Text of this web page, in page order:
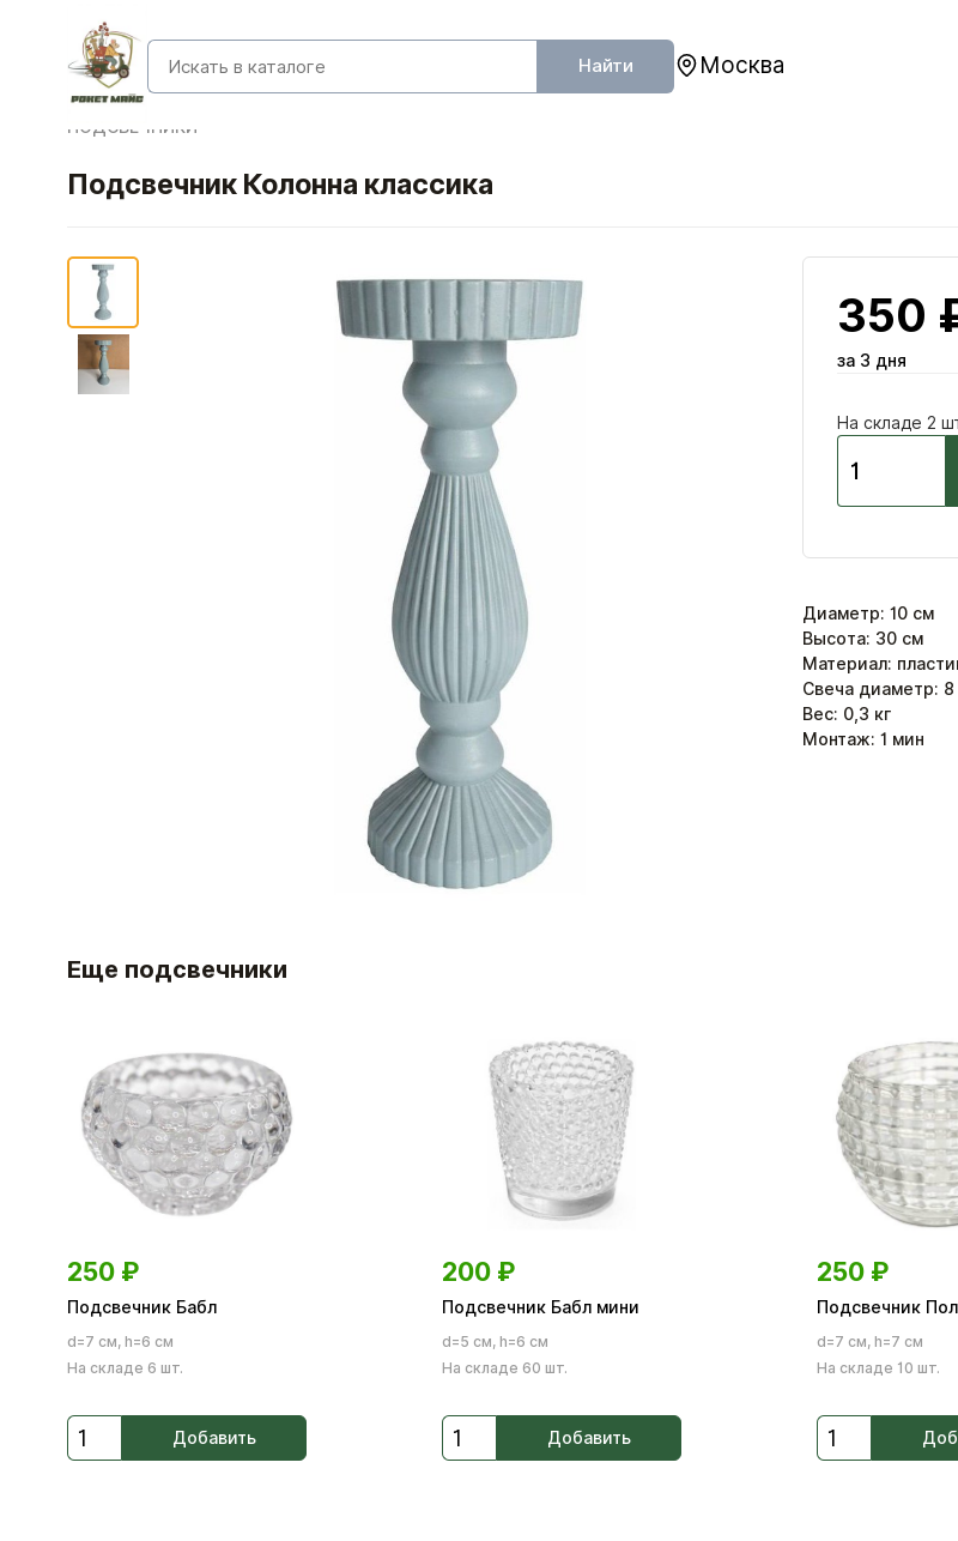
Найти Москва
ПОДСВЕЧНИКИ
Подсвечник Колонна классика
350
за 3 дня
На складе 2
Диаметр: 10 см
Высота: 30 см
Материал:
Свеча диаметр: 8
Вес: 0,3 кг
Монтаж: 1 мин
Еще подсвечники
250 ₽
Подсвечник Бабл
d=7 см, h=6 см
На складе 6 шт.
Добавить
200 ₽
Подсвечник Бабл мини
d=5 см, h=6 см
На складе 60 шт.
Добавить
250 ₽
Подсвечник
d=7 см, h=7 см
На складе 10 шт.